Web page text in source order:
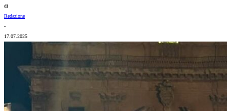
di
Redazione
-
17.07.2025